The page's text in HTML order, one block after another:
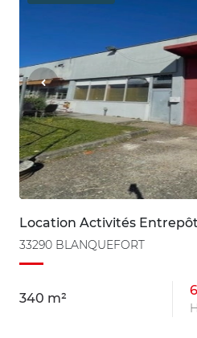
Location Activités
33290 BLANQUEFORT
340 m²